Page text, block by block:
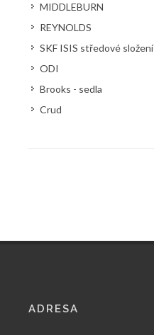
MIDDLEBURN
REYNOLDS
SKF ISIS středové složení
ODI
Brooks - sedla
Crud
ADRESA